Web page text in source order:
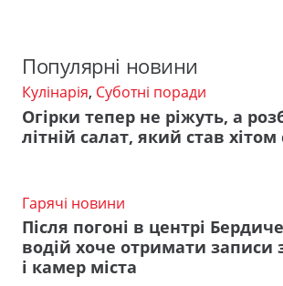
Популярні новини
Кулінарія, Суботні поради
Огірки тепер не ріжуть, а
літній салат, який став
Гарячі новини
Після погоні в центрі
водій хоче отримати записи
і камер міста